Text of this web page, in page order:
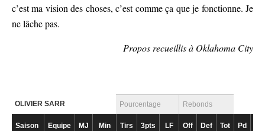
c’est ma vision des choses, c’est comme ça que je fonctionne. Je
ne lâche pas.
Propos recueillis à Oklahoma City
OLIVIER SARR Pourcentage Rebonds
Saison Equipe MJ Min Tirs 3pts LF Off Def Tot Pd